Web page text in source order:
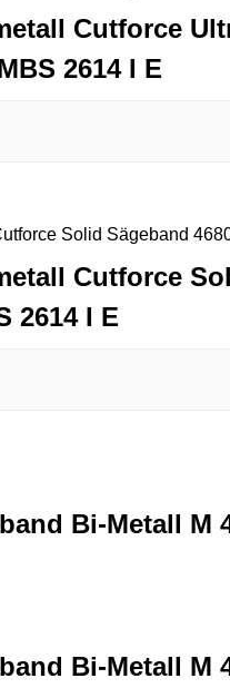
Cutforce
2614 I E
Cutforce
2614 I E
Bi-Metall M
war: 73,16 €
ist: 65,33 €.
Bi-Metall M